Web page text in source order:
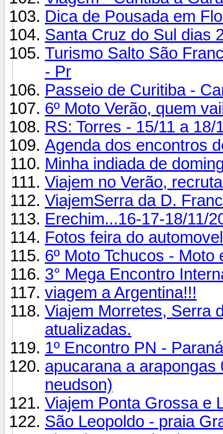
Dica de Pousada em
Santa Cruz do Sul dias
Turismo Salto São
- Pr
Passeio de Curitiba -
6º Moto Verão, quem
RS: Torres - 15/11 a 18/
Agenda dos encontros
Minha indiada de
Viajem no Verão,
ViajemSerra da D.
Erechim...16-17-18/11/
Fotos feira do
6º Moto Tchucos -
3° Mega Encontro
viagem a Argentina!!!
Viajem Morretes, Serra
atualizadas.
1º Encontro PN -
apucarana a
neudson)
Viajem Ponta Grossa e
São Leopoldo - praia